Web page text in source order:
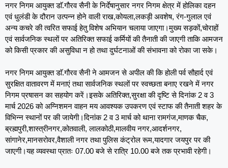
नगर निगम आयुक्त डाॅ.गौरव सैनी के निर्देषानुसार नगर निगम क्षेत्र में होलिका दहन
एवं धुलंडी के दौरान उत्पन्न होने वाली राख,कोयला,लकड़ी अवशेष, रंग-गुलाल एवं
अन्य कचरे की त्वरित सफाई हेतु विशेष अभियान चलाया जाएगा।मुख्य सड़कों,चोराहों
एवं सार्वजनिक स्थलों पर अतिरिक्त सफाई कर्मियों की तैनाती की जाएगी ताकि आमजन
को किसी प्रकार की असुविधा न हो तथा दुर्घटनाओं की संभावना को रोका जा सके।
नगर निगम आयुक्त डाॅ.गौरव सैनी ने आमजन से अपील की कि होली पर्व सौहार्द एवं
सुरक्षित वातावरण में मनाएं तथा सार्वजनिक स्थलों पर स्वच्छता बनाए रखने में नगर
निगम प्रषासन का सहयोग करें।इसके अतिरिक्त,सुरक्षा की दृष्टि से दिनांक 2 व 3
मार्च 2026 को अग्निशमन वाहन मय आवश्यक उपकरण एवं स्टाफ की तैनाती शहर के
विभिन्न स्थानों पर की जायेगी।दिनांक 2 व 3 मार्च को थाना रामगंज,माणक चैक,
ब्रह्मपुरी,शास्त्रीनगर,कोतवाली, लालकोठी,मालवीय नगर,आदर्शनगर,
सांगानेर,मानसरोवर,वैशाली नगर तथा पुलिस कंट्रोल रूम,यादगार जयपुर पर की
जाएगी।यह व्यवस्था प्रातः 07.00 बजे से रात्रि 10.00 बजे तक प्रभावी रहेगी।